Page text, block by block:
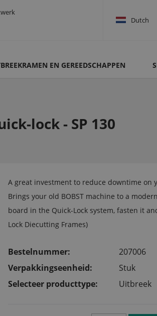
Dutch
EN GEREEDSCHAPPEN
lock - SP 130
A great investment to reduce downtime on
Brings your old BOBST machine to a
board in the Quick-Lock system, fasten it
Lock Diecutting Frames)
Bestelnummer:
207006
Verpakkingseenheid:
Stuk
Selecteer producttype:
Uitbreek